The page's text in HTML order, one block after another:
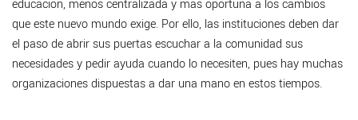
educación, menos centralizada y más oportuna a los cambios
que este nuevo mundo exige. Por ello, las instituciones deben dar
el paso de abrir sus puertas escuchar a la comunidad sus
necesidades y pedir ayuda cuando lo necesiten, pues hay muchas
organizaciones dispuestas a dar una mano en estos tiempos.